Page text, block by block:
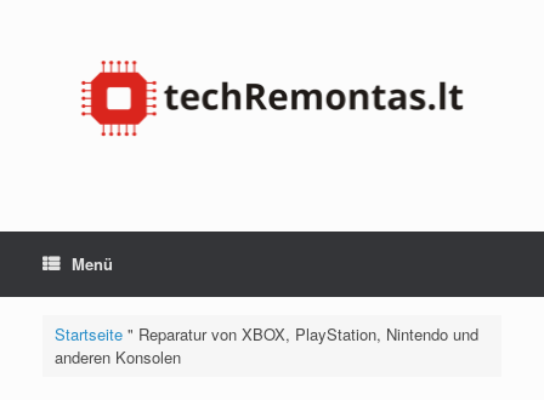
Menü
Startseite" Reparatur von XBOX, PlayStation, Nintendo und
anderen Konsolen